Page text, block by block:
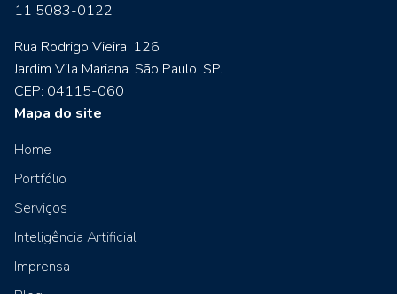
11 5083-0122
Rua Rodrigo Vieira, 126
Jardim Vila Mariana. São Paulo, SP.
CEP: 04115-060
Mapa do site
Home
Portfólio
Serviços
Inteligência Artificial
Imprensa